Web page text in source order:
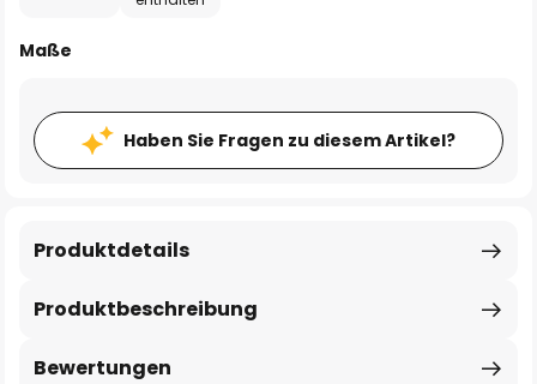
Maße
Haben Sie Fragen zu diesem Artikel?
Produktbeschreibung
Produktdetails
Bewertungen